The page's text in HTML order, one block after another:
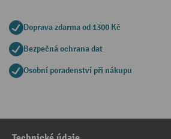
Doprava zdarma od 1300 Kč
Bezpečná ochrana dat
Osobní poradenství při nákupu